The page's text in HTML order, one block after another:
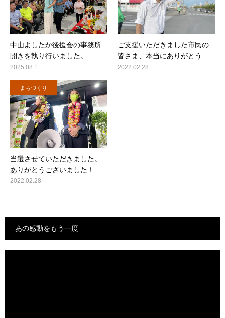
中山よしたか後援会の事務所
開きを執り行いました。
2025.08.1
ご支援いただきました市民の
皆さま、本当にありがとう…
2022.02.28
まちづくり
当選させていただきました。
ありがとうございました！…
2022.02.28
あの感動をもう一度